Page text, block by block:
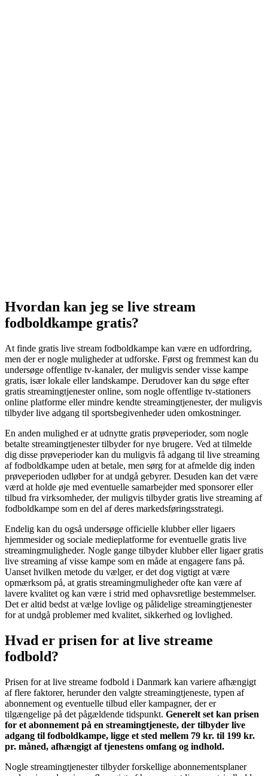
Hvordan kan jeg se live stream
fodboldkampe gratis?
At finde gratis live stream fodboldkampe kan være en udfordring,
men der er nogle muligheder at udforske. Først og fremmest kan du
undersøge offentlige tv-kanaler, der muligvis sender visse kampe
gratis, især lokale eller landskampe. Derudover kan du søge efter
gratis streamingtjenester online, som nogle offentlige tv-stationers
online platforme eller mindre kendte streamingtjenester, der muligvis
tilbyder live adgang til sportsbegivenheder uden omkostninger.
En anden mulighed er at udnytte gratis prøveperioder, som nogle
betalte streamingtjenester tilbyder for nye brugere. Ved at tilmelde
dig disse prøveperioder kan du muligvis få adgang til live streaming
af fodboldkampe uden at betale, men sørg for at afmelde dig inden
prøveperioden udløber for at undgå gebyrer. Desuden kan det være
værd at holde øje med eventuelle samarbejder med sponsorer eller
tilbud fra virksomheder, der muligvis tilbyder gratis live streaming af
fodboldkampe som en del af deres markedsføringsstrategi.
Endelig kan du også undersøge officielle klubber eller ligaers
hjemmesider og sociale medieplatforme for eventuelle gratis live
streamingmuligheder. Nogle gange tilbyder klubber eller ligaer gratis
live streaming af visse kampe som en måde at engagere fans på.
Uanset hvilken metode du vælger, er det dog vigtigt at være
opmærksom på, at gratis streamingmuligheder ofte kan være af
lavere kvalitet og kan være i strid med ophavsretlige bestemmelser.
Det er altid bedst at vælge lovlige og pålidelige streamingtjenester
for at undgå problemer med kvalitet, sikkerhed og lovlighed.
Hvad er prisen for at live streame
fodbold?
Prisen for at live streame fodbold i Danmark kan variere afhængigt
af flere faktorer, herunder den valgte streamingtjeneste, typen af
abonnement og eventuelle tilbud eller kampagner, der er
tilgængelige på det pågældende tidspunkt. Generelt set kan prisen
for et abonnement på en streamingtjeneste, der tilbyder live
adgang til fodboldkampe, ligge et sted mellem 79 kr. til 199 kr.
pr. måned, afhængigt af tjenestens omfang og indhold.
Nogle streamingtjenester tilbyder forskellige abonnementsplaner